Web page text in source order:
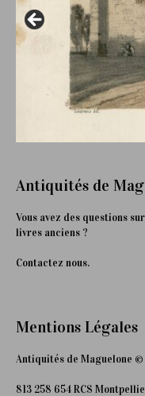
Antiquités de
Vous avez des questions
livres anciens ?
Contactez nous.
Mentions Légales
Antiquités de Maguelone ©
813 258 654 RCS